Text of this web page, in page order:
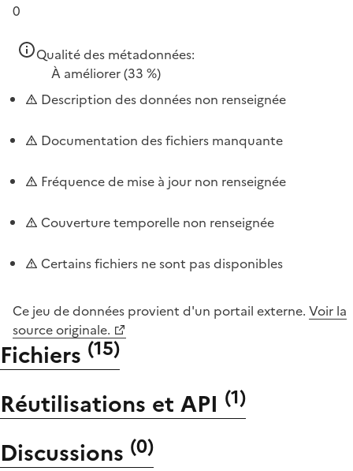
0
Qualité des métadonnées:
À améliorer(33 %)
Description des données non renseignée
Documentation des fichiers manquante
Fréquence de mise à jour non renseignée
Couverture temporelle non renseignée
Certains fichiers ne sont pas disponibles
Ce jeu de données provient d'un portail externe. Voir la
source originale.
Fichiers (15)
Réutilisations et API (1)
Discussions (0)